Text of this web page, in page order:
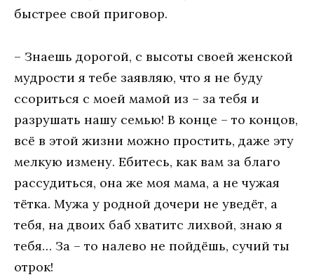
быстрее свой приговор.
– Знаешь дорогой, с высоты своей женской
мудрости я тебе заявляю, что я не буду
ссориться с моей мамой из – за тебя и
разрушать нашу семью! В конце – то концов,
всё в этой жизни можно простить, даже эту
мелкую измену. Ебитесь, как вам за благо
рассудиться, она же моя мама, а не чужая
тётка. Мужа у родной дочери не уведёт, а
тебя, на двоих баб хватитс лихвой, знаю я
тебя… За – то налево не пойдёшь, сучий ты
отрок!